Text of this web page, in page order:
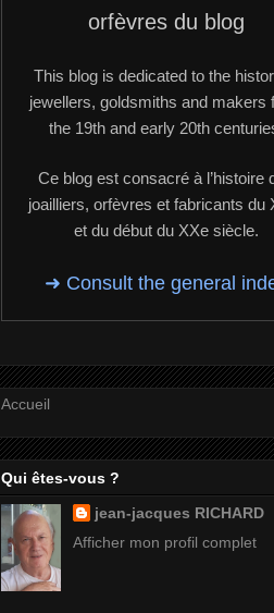
orfèvres du blog
This blog is dedicated to the
jewellers, goldsmiths and makers
the 19th and early 20th
Ce blog est consacré à l’histoire
joailliers, orfèvres et fabricants du
et du début du XXe siècle.
➜ Consult the general
Accueil
Qui êtes-vous ?
jean-jacques RICHARD
Afficher mon profil complet